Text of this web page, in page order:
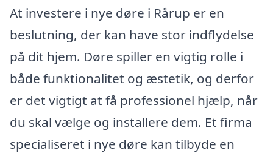
At investere i nye døre i Rårup er en
beslutning, der kan have stor indflydelse
på dit hjem. Døre spiller en vigtig rolle i
både funktionalitet og æstetik, og derfor
er det vigtigt at få professionel hjælp, når
du skal vælge og installere dem. Et firma
specialiseret i nye døre kan tilbyde en